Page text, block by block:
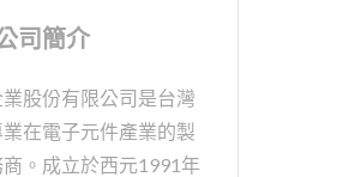
司簡介
股份有限公司是台灣
在電子元件產業的製
。成立於西元1991年